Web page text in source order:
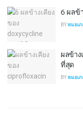
6 ผลข้
BYหมอเภ
ผลข้า
ที่สุด
BYหมอเภ